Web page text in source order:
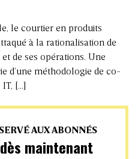
le courtier en produits
à la rationalisation de
de ses opérations. Une
d’une méthodologie de co-
[…]
AUX ABONNÉS
maintenant